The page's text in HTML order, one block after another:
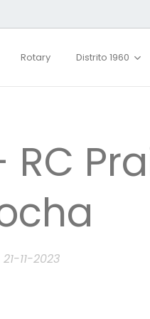
Rotary Distrito 1960
RC
21-11-2023